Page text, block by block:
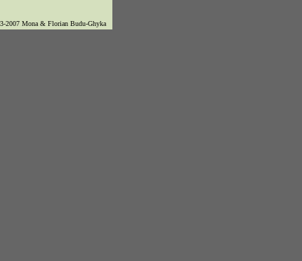
2007 Mona & Florian Budu-Ghyka